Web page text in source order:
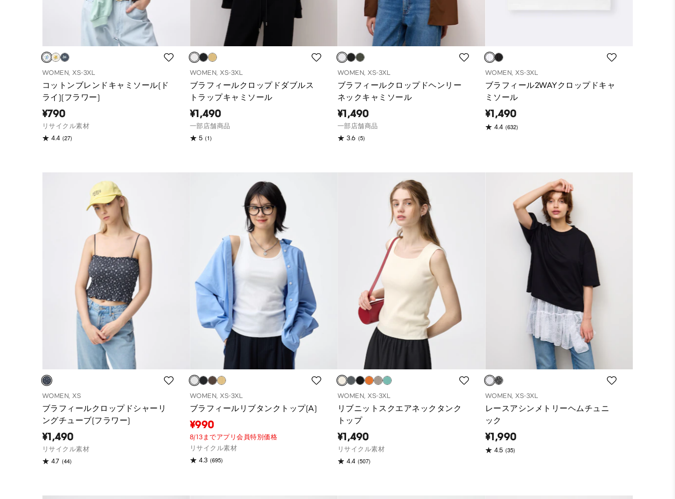
WOMEN, XS-3XL
コットンブレンドキャミソール(ド
ライ)(フラワー)
¥790
リサイクル素材
4.4 (27)
WOMEN, XS-3XL
ブラフィールクロップドダブルス
トラップキャミソール
¥1,490
一部店舗商品
5 (1)
WOMEN, XS-3XL
ブラフィールクロップドヘンリー
ネックキャミソール
¥1,490
一部店舗商品
3.6 (5)
WOMEN, XS-3XL
ブラフィール2WAYクロップドキャ
ミソール
¥1,490
4.4 (632)
WOMEN, XS
ブラフィールクロップドシャーリ
ングチューブ(フラワー)
¥1,490
リサイクル素材
4.7 (44)
WOMEN, XS-3XL
ブラフィールリブタンクトップ(A)
¥990
8/13までアプリ会員特別価格
リサイクル素材
4.3 (695)
WOMEN, XS-3XL
リブニットスクエアネックタンク
トップ
¥1,490
リサイクル素材
4.4 (507)
WOMEN, XS-3XL
レースアシンメトリーヘムチュニ
ック
¥1,990
4.5 (35)